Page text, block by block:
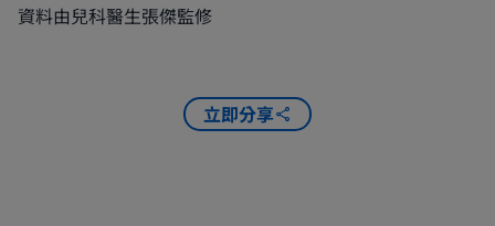
資料由兒科醫生張傑監修
立即分享